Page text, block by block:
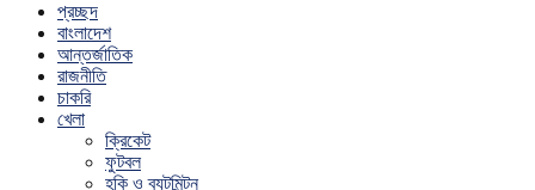
প্রচ্ছদ
বাংলাদেশ
আন্তর্জাতিক
রাজনীতি
চাকরি
খেলা
ক্রিকেট
ফুটবল
হকি ও ব্যটমিন্টন